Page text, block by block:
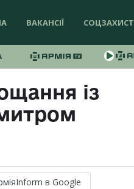
ВАКАНСІЇ СОЦЗАХИСТ
із
в Google